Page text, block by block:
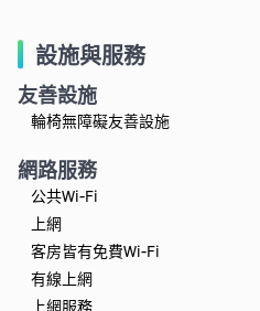
設施與服務
友善設施
輪椅無障礙友善設施
網路服務
公共Wi-Fi
上網
客房皆有免費Wi-Fi
有線上網
上網服務